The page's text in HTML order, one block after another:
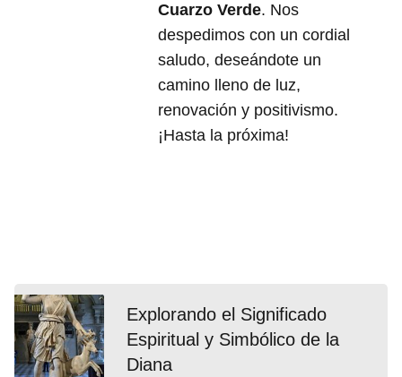
Cuarzo Verde. Nos
despedimos con un cordial
saludo, deseándote un
camino lleno de luz,
renovación y positivismo.
¡Hasta la próxima!
Explorando el Significado
Espiritual y Simbólico de la
Diana